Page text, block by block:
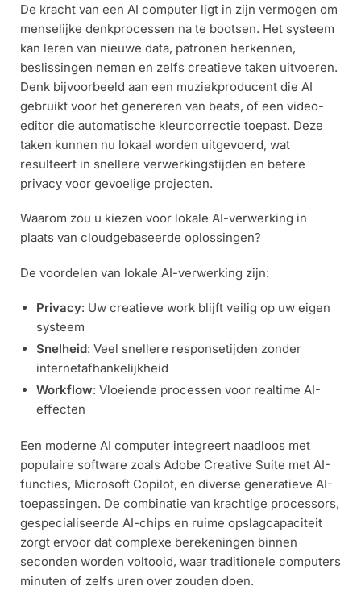
De kracht van een AI computer ligt in zijn vermogen om
menselijke denkprocessen na te bootsen. Het systeem
kan leren van nieuwe data, patronen herkennen,
beslissingen nemen en zelfs creatieve taken uitvoeren.
Denk bijvoorbeeld aan een muziekproducent die AI
gebruikt voor het genereren van beats, of een video-
editor die automatische kleurcorrectie toepast. Deze
taken kunnen nu lokaal worden uitgevoerd, wat
resulteert in snellere verwerkingstijden en betere
privacy voor gevoelige projecten.
Waarom zou u kiezen voor lokale AI-verwerking in
plaats van cloudgebaseerde oplossingen?
De voordelen van lokale AI-verwerking zijn:
Privacy: Uw creatieve work blijft veilig op uw eigen
systeem
Snelheid: Veel snellere responsetijden zonder
internetafhankelijkheid
Workflow: Vloeiende processen voor realtime AI-
effecten
Een moderne AI computer integreert naadloos met
populaire software zoals Adobe Creative Suite met AI-
functies, Microsoft Copilot, en diverse generatieve AI-
toepassingen. De combinatie van krachtige processors,
gespecialiseerde AI-chips en ruime opslagcapaciteit
zorgt ervoor dat complexe berekeningen binnen
seconden worden voltooid, waar traditionele computers
minuten of zelfs uren over zouden doen.